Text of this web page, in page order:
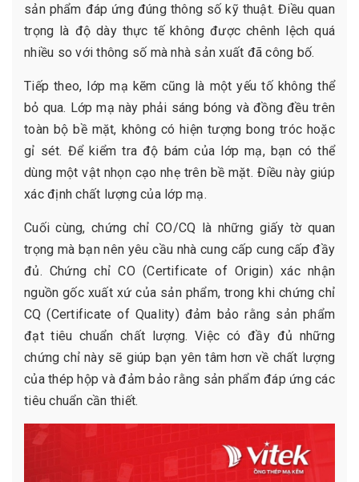
sản phẩm đáp ứng đúng thông số kỹ thuật. Điều quan
trọng là độ dày thực tế không được chênh lệch quá
nhiều so với thông số mà nhà sản xuất đã công bố.
Tiếp theo, lớp mạ kẽm cũng là một yếu tố không thể
bỏ qua. Lớp mạ này phải sáng bóng và đồng đều trên
toàn bộ bề mặt, không có hiện tượng bong tróc hoặc
gỉ sét. Để kiểm tra độ bám của lớp mạ, bạn có thể
dùng một vật nhọn cạo nhẹ trên bề mặt. Điều này giúp
xác định chất lượng của lớp mạ.
Cuối cùng, chứng chỉ CO/CQ là những giấy tờ quan
trọng mà bạn nên yêu cầu nhà cung cấp cung cấp đầy
đủ. Chứng chỉ CO (Certificate of Origin) xác nhận
nguồn gốc xuất xứ của sản phẩm, trong khi chứng chỉ
CQ (Certificate of Quality) đảm bảo rằng sản phẩm
đạt tiêu chuẩn chất lượng. Việc có đầy đủ những
chứng chỉ này sẽ giúp bạn yên tâm hơn về chất lượng
của thép hộp và đảm bảo rằng sản phẩm đáp ứng các
tiêu chuẩn cần thiết.